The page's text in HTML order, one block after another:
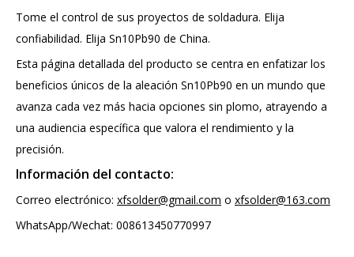
Tome el control de sus proyectos de soldadura. Elija
confiabilidad. Elija Sn10Pb90 de China.
Esta página detallada del producto se centra en enfatizar los
beneficios únicos de la aleación Sn10Pb90 en un mundo que
avanza cada vez más hacia opciones sin plomo, atrayendo a
una audiencia específica que valora el rendimiento y la
precisión.
Información del contacto:
Correo electrónico: xfsolder@gmail.com o xfsolder@163.com
WhatsApp/Wechat: 008613450770997